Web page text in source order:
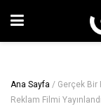
Ana Sayfa / Gerçek Bir
Reklam Filmi Yayınlandı